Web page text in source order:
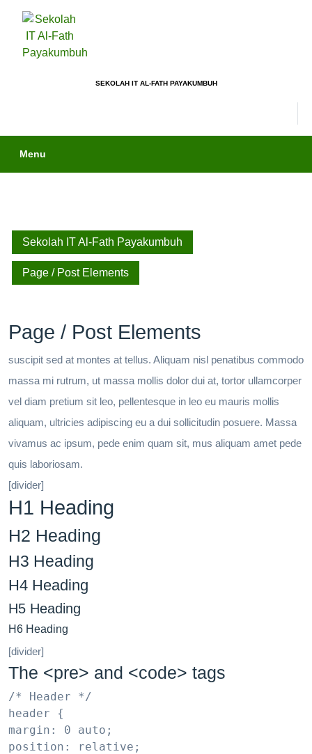
SEKOLAH IT AL-FATH PAYAKUMBUH
Menu
Sekolah IT Al-Fath Payakumbuh
Page / Post Elements
Page / Post Elements
suscipit sed at montes at tellus. Aliquam nisl penatibus commodo
massa mi rutrum, ut massa mollis dolor dui at, tortor ullamcorper
vel diam pretium sit leo, pellentesque in leo eu mauris mollis
aliquam, ultricies adipiscing eu a dui sollicitudin posuere. Massa
vivamus ac ipsum, pede enim quam sit, mus aliquam amet pede
quis laboriosam.
[divider]
H1 Heading
H2 Heading
H3 Heading
H4 Heading
H5 Heading
H6 Heading
[divider]
The <pre> and <code> tags
/* Header */
header {
margin: 0 auto;
position: relative;